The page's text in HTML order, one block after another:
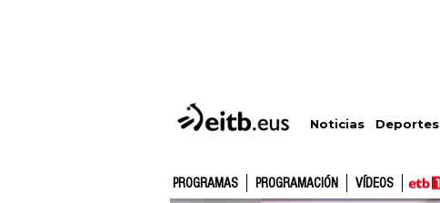
Noticias Deportes
PROGRAMAS PROGRAMACIÓN VÍDEOS